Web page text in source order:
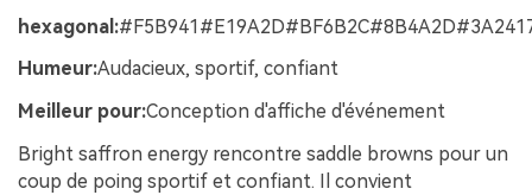
hexagonal:
Humeur:Audacieux, sportif, confiant
Meilleur pour:Conception d'affiche d'événement
Bright saffron energy rencontre saddle browns pour un
coup de poing sportif et confiant. Il convient